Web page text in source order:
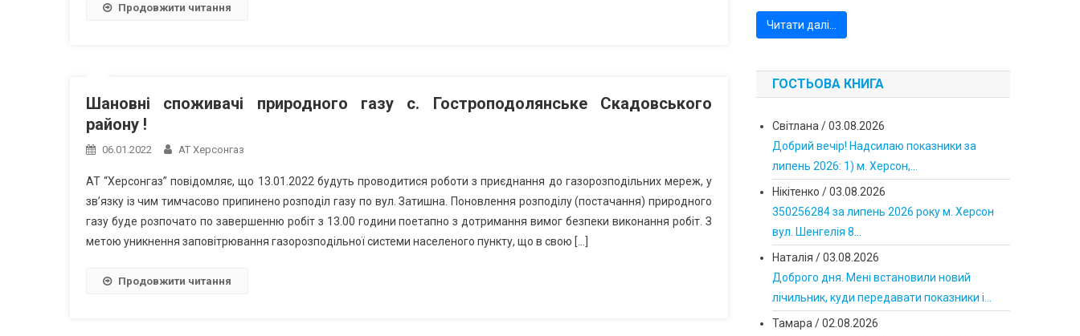
Продовжити читання
Шановні споживачі природного газу с. Гостроподолянське Скадовського
району !
06.01.2022 АТ Херсонгаз
АТ “Херсонгаз” повідомляє, що 13.01.2022 будуть проводитися роботи з приєднання до газорозподільних мереж, у
зв’язку із чим тимчасово припинено розподіл газу по вул. Затишна. Поновлення розподілу (постачання) природного
газу буде розпочато по завершенню робіт з 13.00 години поетапно з дотримання вимог безпеки виконання робіт. З
метою уникнення заповітрювання газорозподільної системи населеного пункту, що в свою […]
Продовжити читання
Читати далі…
ГОСТЬОВА КНИГА
Світлана /03.08.2026
Добрий вечір! Надсилаю показники за
липень 2026: 1) м. Херсон,...
Нікітенко /03.08.2026
350256284 за липень 2026 року м. Херсон
вул. Шенгелія 8...
Наталія /03.08.2026
Доброго дня. Мені встановили новий
лічильник, куди передавати показники і...
Тамара /02.08.2026